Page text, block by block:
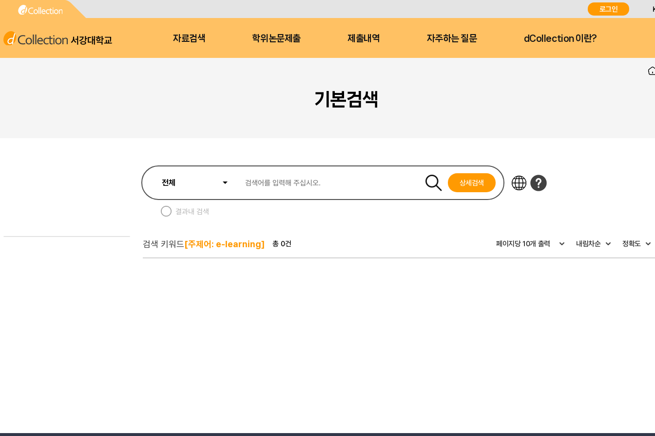
로그인
서강대학교 자료검색 학위논문제출 제출내역 자주하는 질문 dCollection 이란?
기본검색
상세검색
결과내 검색
검색 키워드[주제어: e-learning] 총 0건